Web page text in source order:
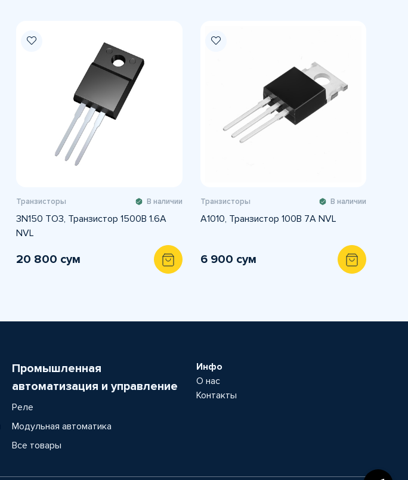
Транзисторы В наличии
3N150 TO3, Транзистор 1500В 1.6А
NVL
20 800 сум
Транзисторы В наличии
A1010, Транзистор 100В 7А NVL
6 900 сум
Промышленная
автоматизация и управление
Реле
Модульная автоматика
Все товары
Инфо
О нас
Контакты